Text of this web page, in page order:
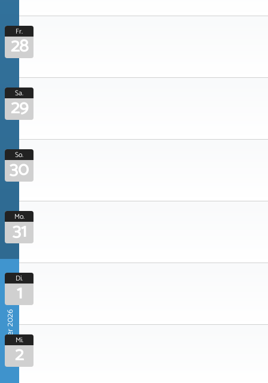
Fr.
28
Sa.
29
So.
30
Mo.
31
September 2026
Di.
1
Mi.
2